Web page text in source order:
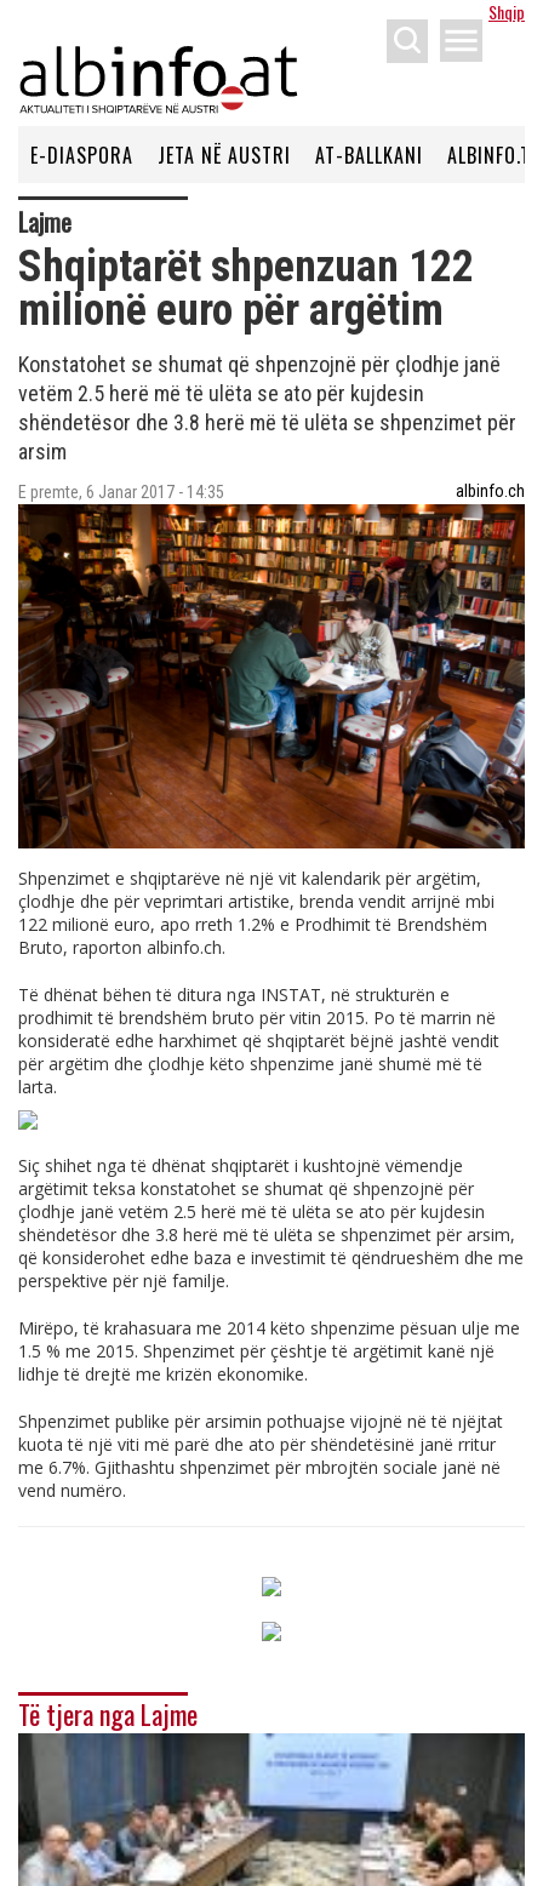
Shqip
menu
E-DIASPORA JETA NË AUSTRI AT-BALLKANI ALBINFO.TV
Lajme
Shqiptarët shpenzuan 122
milionë euro për argëtim
Konstatohet se shumat që shpenzojnë për çlodhje janë
vetëm 2.5 herë më të ulëta se ato për kujdesin
shëndetësor dhe 3.8 herë më të ulëta se shpenzimet për
arsim
E premte, 6 Janar 2017 - 14:35 albinfo.ch
Shpenzimet e shqiptarëve në një vit kalendarik për argëtim,
çlodhje dhe për veprimtari artistike, brenda vendit arrijnë mbi
122 milionë euro, apo rreth 1.2% e Prodhimit të Brendshëm
Bruto, raporton albinfo.ch.
Të dhënat bëhen të ditura nga INSTAT, në strukturën e
prodhimit të brendshëm bruto për vitin 2015. Po të marrin në
konsideratë edhe harxhimet që shqiptarët bëjnë jashtë vendit
për argëtim dhe çlodhje këto shpenzime janë shumë më të
larta.
Siç shihet nga të dhënat shqiptarët i kushtojnë vëmendje
argëtimit teksa konstatohet se shumat që shpenzojnë për
çlodhje janë vetëm 2.5 herë më të ulëta se ato për kujdesin
shëndetësor dhe 3.8 herë më të ulëta se shpenzimet për arsim,
që konsiderohet edhe baza e investimit të qëndrueshëm dhe me
perspektive për një familje.
Mirëpo, të krahasuara me 2014 këto shpenzime pësuan ulje me
1.5 % me 2015. Shpenzimet për çështje të argëtimit kanë një
lidhje të drejtë me krizën ekonomike.
Shpenzimet publike për arsimin pothuajse vijojnë në të njëjtat
kuota të një viti më parë dhe ato për shëndetësinë janë rritur
me 6.7%. Gjithashtu shpenzimet për mbrojtën sociale janë në
vend numëro.
Të tjera nga Lajme